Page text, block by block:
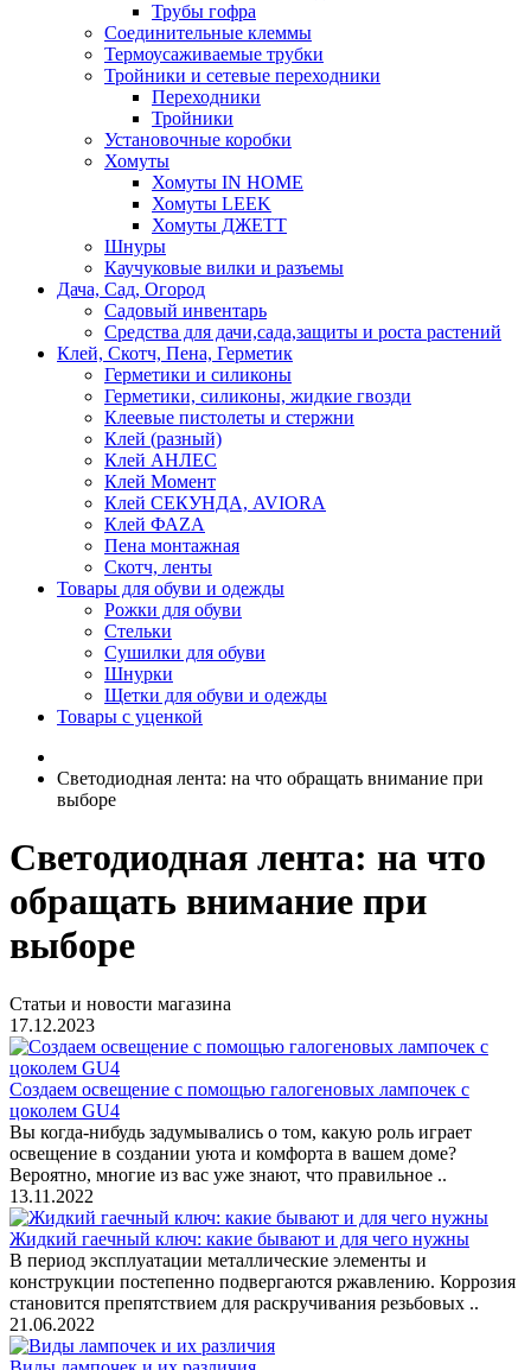
Трубы гофра
Соединительные клеммы
Термоусаживаемые трубки
Тройники и сетевые переходники
Переходники
Тройники
Установочные коробки
Хомуты
Хомуты IN HOME
Хомуты LEEK
Хомуты ДЖЕТТ
Шнуры
Каучуковые вилки и разъемы
Дача, Сад, Огород
Садовый инвентарь
Средства для дачи,сада,защиты и роста растений
Клей, Скотч, Пена, Герметик
Герметики и силиконы
Герметики, силиконы, жидкие гвозди
Клеевые пистолеты и стержни
Клей (разный)
Клей АНЛЕС
Клей Момент
Клей СЕКУНДА, AVIORA
Клей ФАZА
Пена монтажная
Скотч, ленты
Товары для обуви и одежды
Рожки для обуви
Стельки
Сушилки для обуви
Шнурки
Щетки для обуви и одежды
Товары с уценкой
Светодиодная лента: на что обращать внимание при
выборе
Светодиодная лента: на что
обращать внимание при
выборе
Статьи и новости магазина
17.12.2023
Создаем освещение с помощью галогеновых лампочек с
цоколем GU4
Вы когда-нибудь задумывались о том, какую роль играет
освещение в создании уюта и комфорта в вашем доме?
Вероятно, многие из вас уже знают, что правильное ..
13.11.2022
Жидкий гаечный ключ: какие бывают и для чего нужны
В период эксплуатации металлические элементы и
конструкции постепенно подвергаются ржавлению. Коррозия
становится препятствием для раскручивания резьбовых ..
21.06.2022